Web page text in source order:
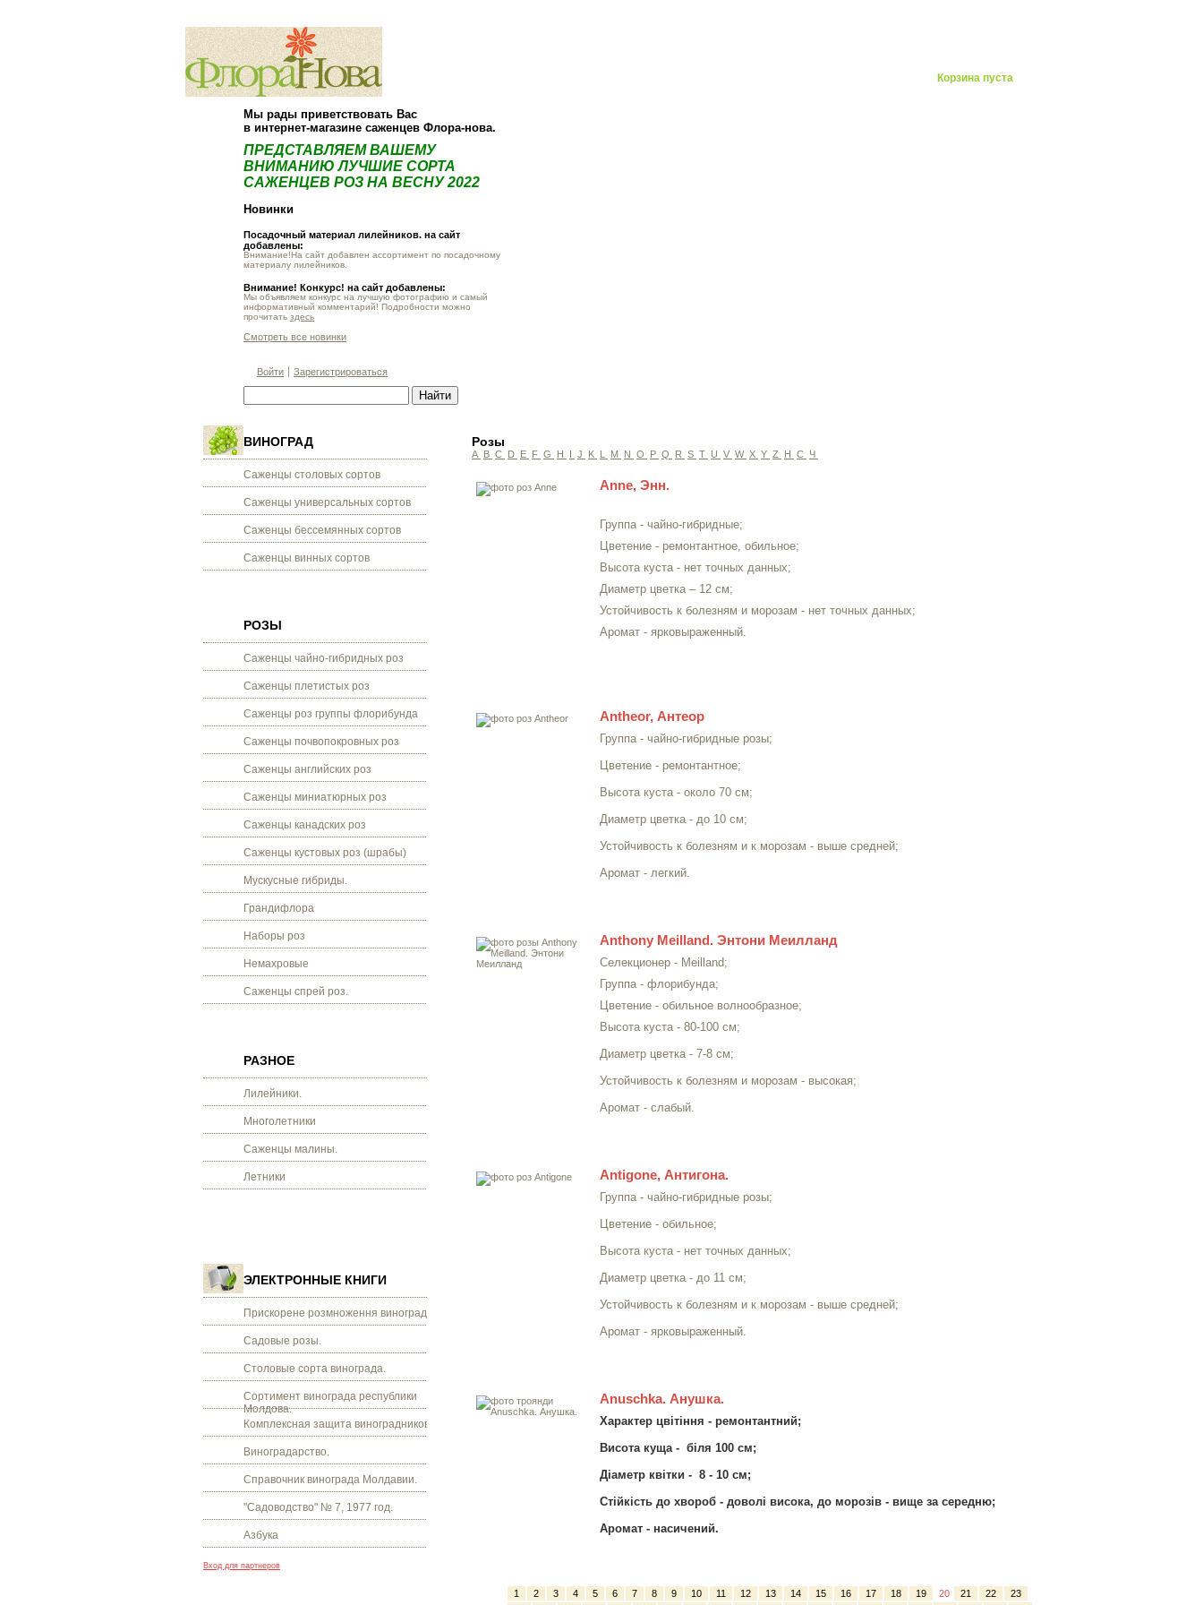
Корзина пуста
Мы рады приветствовать Вас
в интернет-магазине саженцев Флора-нова.
ПРЕДСТАВЛЯЕМ ВАШЕМУ
ВНИМАНИЮ ЛУЧШИЕ СОРТА
САЖЕНЦЕВ РОЗ НА ВЕСНУ 2022
Новинки
Посадочный материал лилейников. на сайт
добавлены:
Внимание!На сайт добавлен ассортимент по посадочному
материалу лилейников.
Внимание! Конкурс! на сайт добавлены:
Мы объявляем конкурс на лучшую фотографию и самый
информативный комментарий! Подробности можно
прочитать здесь
Смотреть все новинки
Войти Зарегистрироваться
ВИНОГРАД
Саженцы столовых сортов
Саженцы универсальных сортов
Саженцы бессемянных сортов
Саженцы винных сортов
РОЗЫ
Саженцы чайно-гибридных роз
Саженцы плетистых роз
Саженцы роз группы флорибунда
Саженцы почвопокровных роз
Саженцы английских роз
Саженцы миниатюрных роз
Саженцы канадских роз
Саженцы кустовых роз (шрабы)
Мускусные гибриды.
Грандифлора
Наборы роз
Немахровые
Саженцы спрей роз.
РАЗНОЕ
Лилейники.
Многолетники
Саженцы малины.
Летники
ЭЛЕКТРОННЫЕ КНИГИ
Прискорене розмноження винограду.
Садовые розы.
Столовые сорта винограда.
Сортимент винограда республики
Молдова.
Комплексная защита виноградников.
Виноградарство.
Справочник винограда Молдавии.
"Садоводство" № 7, 1977 год.
Азбука
Вход для партнеров
Розы
A B C D E F G H I J K L M N O P Q R S T U V W X Y Z Н С Ч
Anne, Энн.
Группа - чайно-гибридные;
Цветение - ремонтантное, обильное;
Высота куста - нет точных данных;
Диаметр цветка – 12 см;
Устойчивость к болезням и морозам - нет точных данных;
Аромат - ярковыраженный.
Antheor, Антеор
Группа - чайно-гибридные розы;
Цветение - ремонтантное;
Высота куста - около 70 см;
Диаметр цветка - до 10 см;
Устойчивость к болезням и к морозам - выше средней;
Аромат - легкий.
Anthony Meilland. Энтони Меилланд
Селекционер - Meilland;
Группа - флорибунда;
Цветение - обильное волнообразное;
Высота куста - 80-100 см;
Диаметр цветка - 7-8 см;
Устойчивость к болезням и морозам - высокая;
Аромат - слабый.
Antigone, Антигона.
Группа - чайно-гибридные розы;
Цветение - обильное;
Высота куста - нет точных данных;
Диаметр цветка - до 11 см;
Устойчивость к болезням и к морозам - выше средней;
Аромат - ярковыраженный.
Anuschka. Анушка.
Характер цвітіння - ремонтантний;
Висота куща - біля 100 см;
Діаметр квітки - 8 - 10 см;
Стійкість до хвороб - доволі висока, до морозів - вище за середню;
Аромат - насичений.
1 2 3 4 5 6 7 8 9 10 11 12 13 14 15 16 17 18 19 20 21 22
23